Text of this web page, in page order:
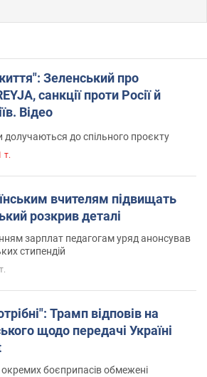
Зеленський про
санкції проти Росії й
Відео
долучаються до спільного проєкту
т.
вчителям підвищать
розкрив деталі
зарплат педагогам уряд анонсував
стипендій
Трамп відповів на
щодо передачі Україні
боєприпасів обмежені